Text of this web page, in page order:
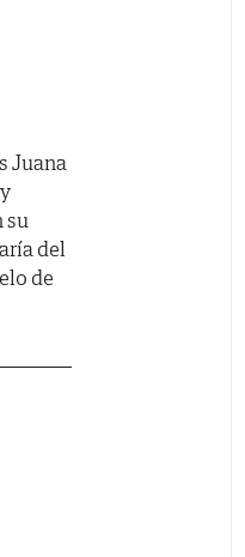
Juana
su
del
de